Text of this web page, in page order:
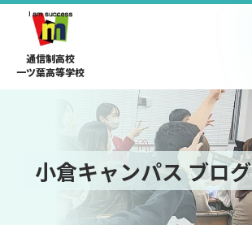
通信制高校
一ツ葉高等学校
小倉キャンパス ブログ